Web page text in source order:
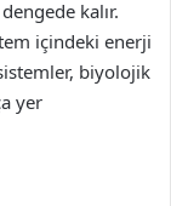
kalır.
içindeki enerji
biyolojik
yer